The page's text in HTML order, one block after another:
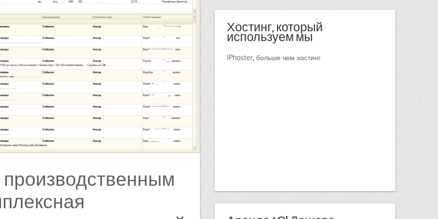
производственным
Хостинг, который
используем мы
IPhoster, больше чем хостинг